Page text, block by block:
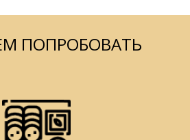
ПОПРОБОВАТЬ